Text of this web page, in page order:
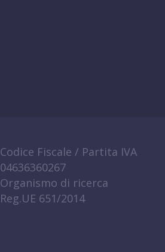
Codice Fiscale / Partita IVA
04636360267
Organismo di ricerca
Reg.UE 651/2014